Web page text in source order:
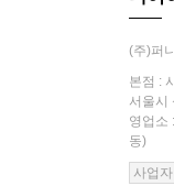
(주)퍼
본점 :
서울시
영업소
동)
사업